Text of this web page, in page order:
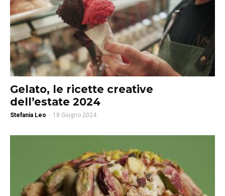
Gelato, le ricette creative
dell’estate 2024
Stefania Leo - 18 Giugno 2024